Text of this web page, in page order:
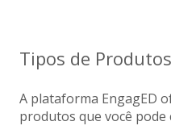
Tipos de Produtos
A plataforma EngagED
produtos que você pode